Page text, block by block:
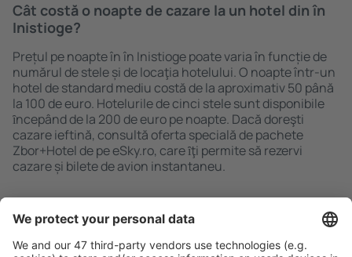
Cât costă o noapte de cazare la un hotel din în
Inistioge?
Prețul pe noapte în în Inistioge poate varia în funcție de
numărul de stele și de locaţia hotelului. O noapte într-un
hotel de standard mediu costă de la aproximativ 50 până
la 100 de euro. Hotelurile de cinci stele sunt disponibile
ȋncepând de la 200 de euro pe noapte. Dacă doreşti
cazare ieftină, consultă oferta specială de pachete
Zbor+Hotel de pe eSky.ro, care ȋţi permite să rezervi
cazare și bilete de avion instantaneu.
Caută rapid şi uşor